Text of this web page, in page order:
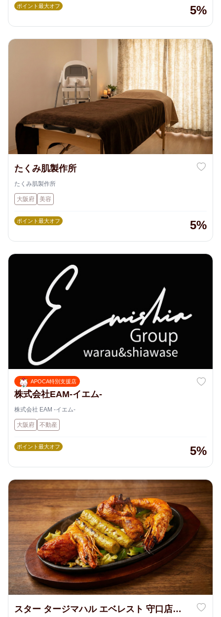
ポイント最大オフ 5%
たくみ肌製作所
たくみ肌製作所
大阪府 美容
ポイント最大オフ 5%
APOCA特別支援店
株式会社EAM-イエム-
株式会社 EAM -イエム-
大阪府 不動産
ポイント最大オフ 5%
スター タージマハル エベレスト 守口店